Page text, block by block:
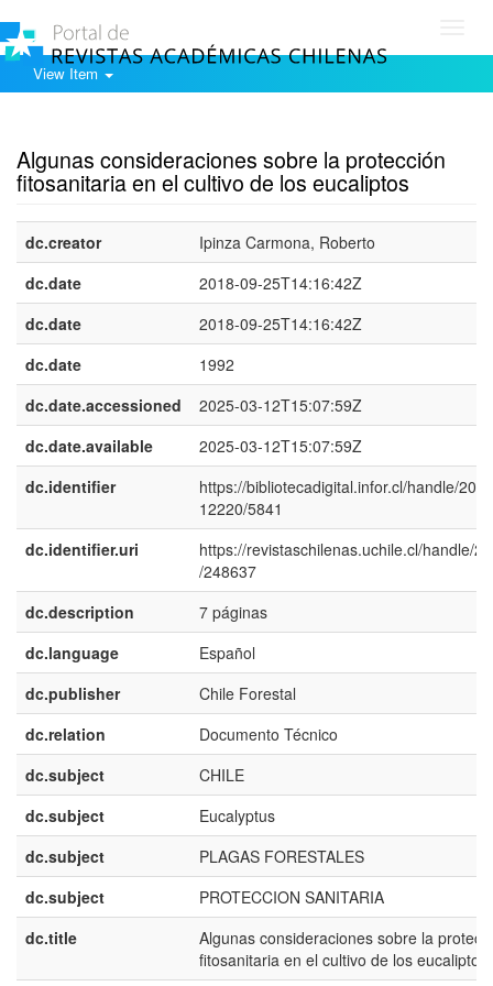
View Item
Algunas consideraciones sobre la protección
fitosanitaria en el cultivo de los eucaliptos
dc.creator
Ipinza Carmona, Roberto
dc.date
2018-09-25T14:16:42Z
dc.date
2018-09-25T14:16:42Z
dc.date
1992
dc.date.accessioned
2025-03-12T15:07:59Z
dc.date.available
2025-03-12T15:07:59Z
dc.identifier
https://bibliotecadigital.infor.cl/handle/
12220/5841
dc.identifier.uri
https://revistaschilenas.uchile.cl/handle/
/248637
dc.description
7 páginas
dc.language
Español
dc.publisher
Chile Forestal
dc.relation
Documento Técnico
dc.subject
CHILE
dc.subject
Eucalyptus
dc.subject
PLAGAS FORESTALES
dc.subject
PROTECCION SANITARIA
dc.title
Algunas consideraciones sobre la
fitosanitaria en el cultivo de los eucaliptos